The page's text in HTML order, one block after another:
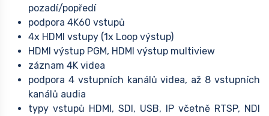
pozadí/popředí
podpora 4K60 vstupů
4x HDMI vstupy (1x Loop výstup)
HDMI výstup PGM, HDMI výstup multiview
záznam 4K videa
podpora 4 vstupních kanálů videa, až 8 vstupních
kanálů audia
typy vstupů HDMI, SDI, USB, IP včetně RTSP, NDI